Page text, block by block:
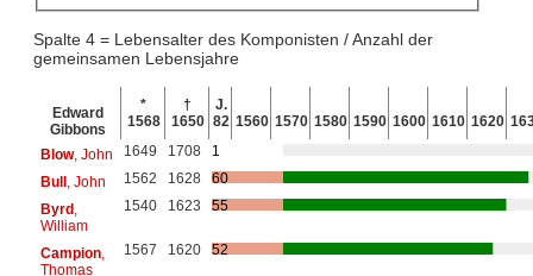
Spalte 4 = Lebensalter des Komponisten / Anzahl der
gemeinsamen Lebensjahre
Edward
Gibbons
*
1568
†
1650
J.
82 1560 1570 1580 1590 1600 1610 1620
Blow, John 1649 1708
1
Bull, John 1562 1628
60
Byrd,
William
1540 1623 55
Campion,
Thomas
1567 1620 52